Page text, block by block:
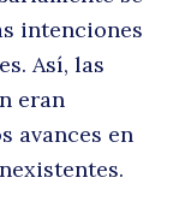
intenciones
Así, las
eran
avances en